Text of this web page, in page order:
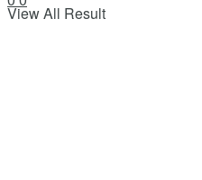
View All Result